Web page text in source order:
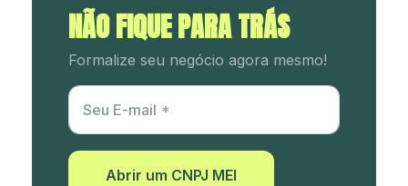
NÃO FIQUE PARA TRÁS
Formalize seu negócio agora mesmo!
Utm Content
Seu E-mail
Abrir um CNPJ MEI